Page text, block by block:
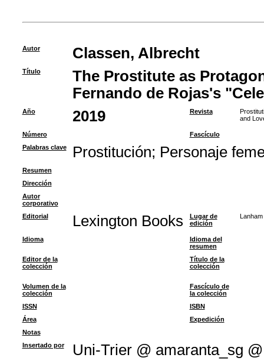
Autor Classen, Albrecht
Título
The Prostitute as
Fernando de Rojas's
Año 2019 Revista
and
Número
Fascículo
Palabras clave
Prostitución; Personaje
Resumen
Dirección
Autor
corporativo
Editorial
Lexington Books
Lugar de
edición
Lanham
Idioma
Idioma del
resumen
Editor de la
colección
Título de la
colección
Volumen de la
colección
Fascículo de
la colección
ISSN
ISBN
Área
Expedición
Notas
Insertado por
Uni-Trier @ amaranta_sg @